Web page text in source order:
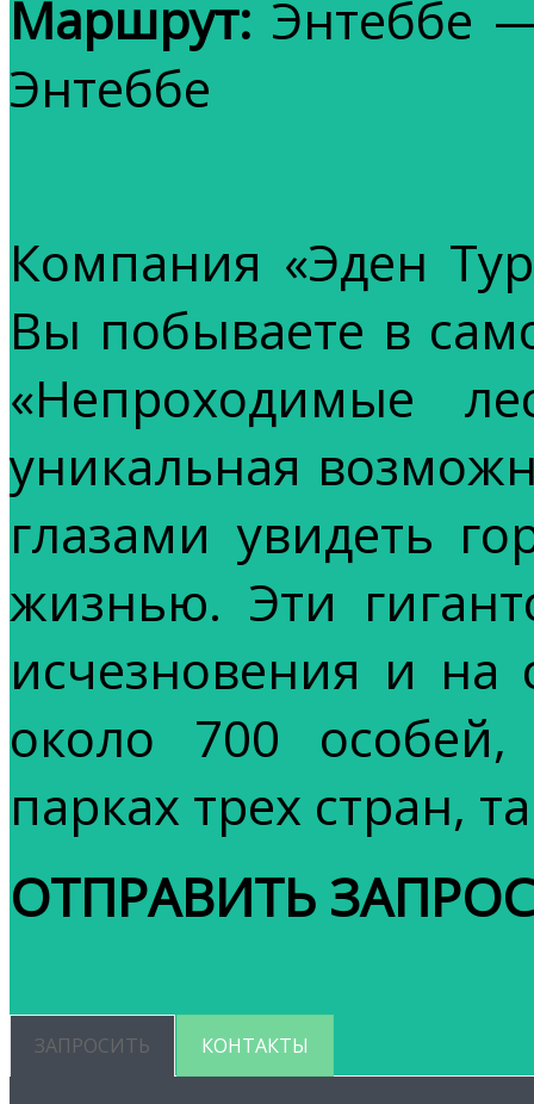
Маршрут: Энтеббе
Энтеббе
Компания «Эден
Вы побываете в
«Непроходимые
уникальная
глазами увидеть
жизнью. Эти
исчезновения и на
около 700
парках трех стран,
ОТПРАВИТЬ ЗАПРОС
ЗАПРОСИТЬ КОНТАКТЫ